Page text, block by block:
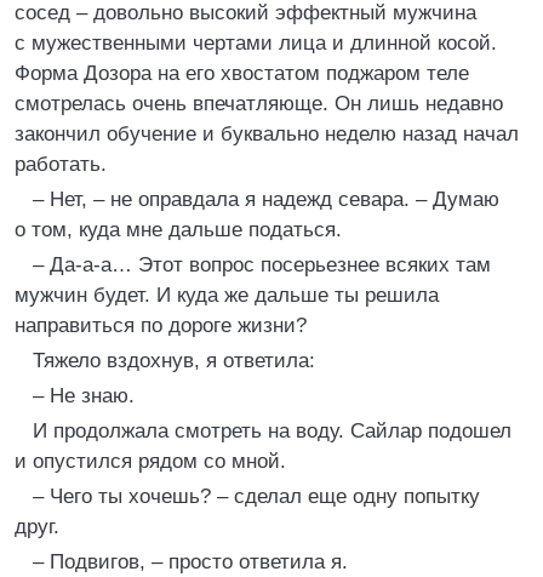
сосед – довольно высокий эффектный мужчина
с мужественными чертами лица и длинной косой.
Форма Дозора на его хвостатом поджаром теле
смотрелась очень впечатляюще. Он лишь недавно
закончил обучение и буквально неделю назад начал
работать.
– Нет, – не оправдала я надежд севара. – Думаю
о том, куда мне дальше податься.
– Да‑а‑а… Этот вопрос посерьезнее всяких там
мужчин будет. И куда же дальше ты решила
направиться по дороге жизни?
Тяжело вздохнув, я ответила:
– Не знаю.
И продолжала смотреть на воду. Сайлар подошел
и опустился рядом со мной.
– Чего ты хочешь? – сделал еще одну попытку
друг.
– Подвигов, – просто ответила я.